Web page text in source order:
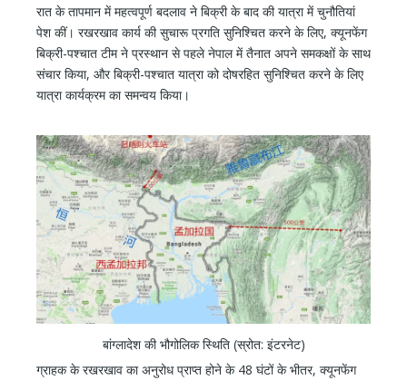
रात के तापमान में महत्वपूर्ण बदलाव ने बिक्री के बाद की यात्रा में चुनौतियां
पेश कीं। रखरखाव कार्य की सुचारू प्रगति सुनिश्चित करने के लिए, क्यूनफेंग
बिक्री-पश्चात टीम ने प्रस्थान से पहले नेपाल में तैनात अपने समकक्षों के साथ
संचार किया, और बिक्री-पश्चात यात्रा को दोषरहित सुनिश्चित करने के लिए
यात्रा कार्यक्रम का समन्वय किया।
बांग्लादेश की भौगोलिक स्थिति (स्रोत: इंटरनेट)
ग्राहक के रखरखाव का अनुरोध प्राप्त होने के 48 घंटों के भीतर, क्यूनफेंग